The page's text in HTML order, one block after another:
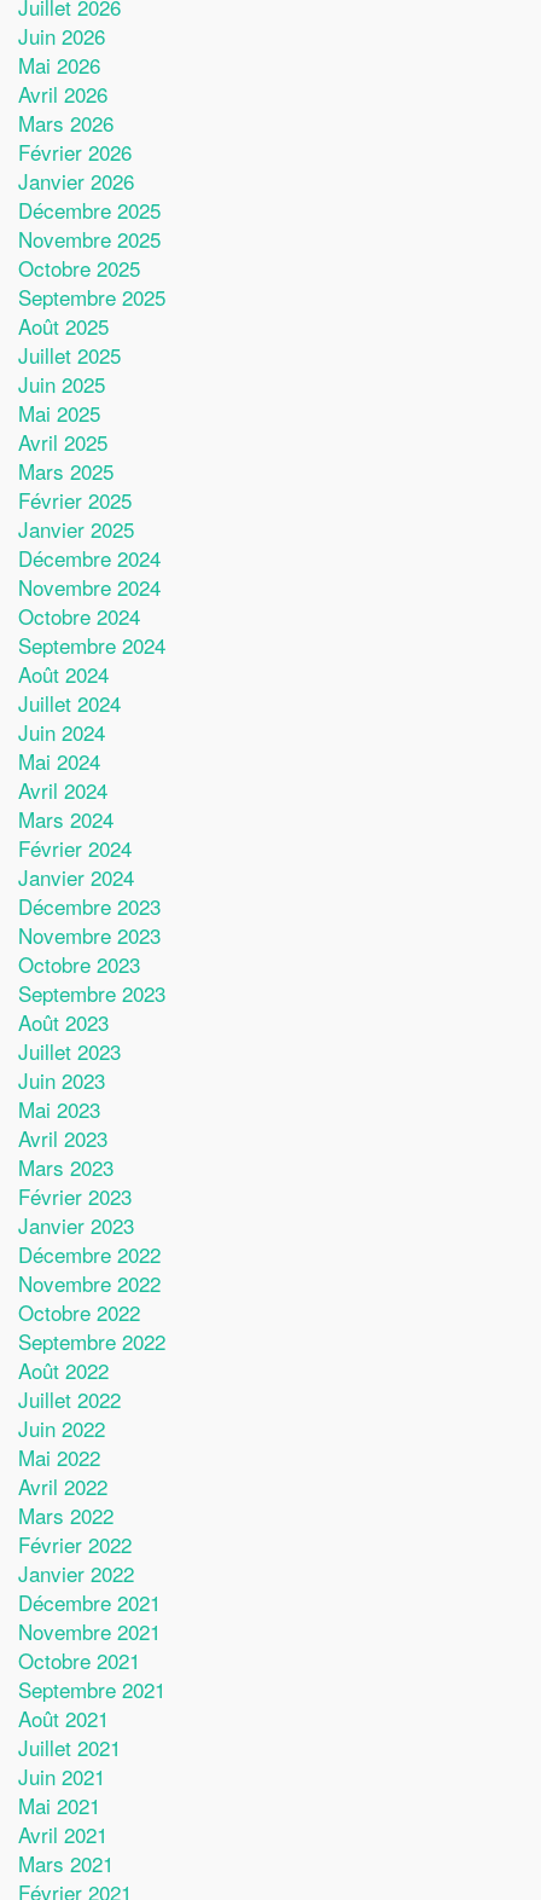
Juillet 2026
Juin 2026
Mai 2026
Avril 2026
Mars 2026
Février 2026
Janvier 2026
Décembre 2025
Novembre 2025
Octobre 2025
Septembre 2025
Août 2025
Juillet 2025
Juin 2025
Mai 2025
Avril 2025
Mars 2025
Février 2025
Janvier 2025
Décembre 2024
Novembre 2024
Octobre 2024
Septembre 2024
Août 2024
Juillet 2024
Juin 2024
Mai 2024
Avril 2024
Mars 2024
Février 2024
Janvier 2024
Décembre 2023
Novembre 2023
Octobre 2023
Septembre 2023
Août 2023
Juillet 2023
Juin 2023
Mai 2023
Avril 2023
Mars 2023
Février 2023
Janvier 2023
Décembre 2022
Novembre 2022
Octobre 2022
Septembre 2022
Août 2022
Juillet 2022
Juin 2022
Mai 2022
Avril 2022
Mars 2022
Février 2022
Janvier 2022
Décembre 2021
Novembre 2021
Octobre 2021
Septembre 2021
Août 2021
Juillet 2021
Juin 2021
Mai 2021
Avril 2021
Mars 2021
Février 2021